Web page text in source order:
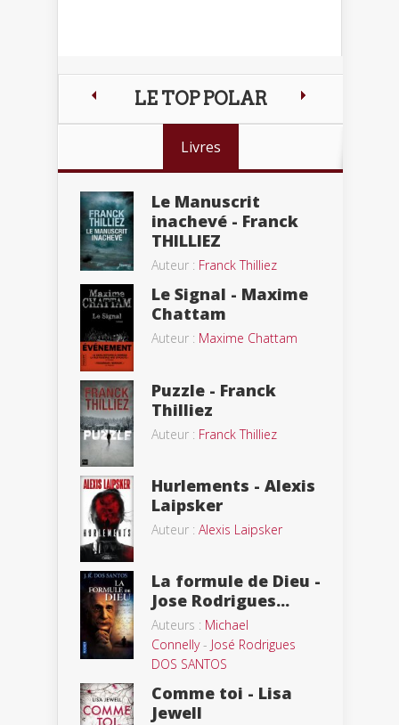
LE TOP POLAR
Livres
Le Manuscrit
inachevé - Franck
THILLIEZ
Auteur : Franck Thilliez
Le Signal - Maxime
Chattam
Auteur : Maxime Chattam
Puzzle - Franck
Thilliez
Auteur : Franck Thilliez
Hurlements - Alexis
Laipsker
Auteur : Alexis Laipsker
La formule de Dieu -
Jose Rodrigues...
Auteurs : Michael
Connelly- José Rodrigues
DOS SANTOS
Comme toi - Lisa
Jewell